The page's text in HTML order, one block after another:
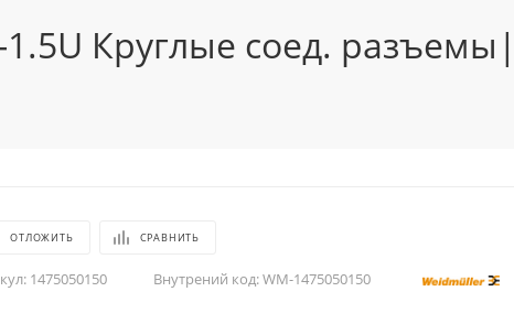
1.5U Круглые соед.
ОТЛОЖИТЬ СРАВНИТЬ
1475050150 Внутрений код:WM-1475050150